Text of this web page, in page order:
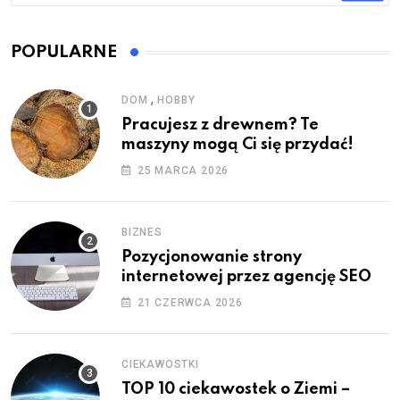
POPULARNE
DOM ,HOBBY
Pracujesz z drewnem? Te
maszyny mogą Ci się przydać!
25 MARCA 2026
BIZNES
Pozycjonowanie strony
internetowej przez agencję SEO
21 CZERWCA 2026
CIEKAWOSTKI
TOP 10 ciekawostek o Ziemi –